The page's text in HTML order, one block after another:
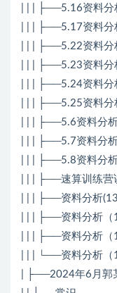
| | | ├──5.16资料
| | | ├──5.17资料
| | | ├──5.22资料
| | | ├──5.23资料
| | | ├──5.24资料
| | | ├──5.25资料
| | | ├──5.6资料分
| | | ├──5.7资料分
| | | ├──5.8资料分
| | | ├──速算训练
| | | ├──资料分析
| | | ├──资料分析
| | | ├──资料分析
| | | └──资料分析
| ├──2024年6月郭